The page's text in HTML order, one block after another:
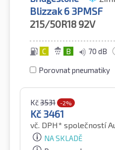
Blizzak 6 3PMSF
215/50R18 92V
C B 70 dB
Porovnat pneumatiky
Kč3531 -2%
Kč 3461
vč. DPH* společností
NA SKLADĚ